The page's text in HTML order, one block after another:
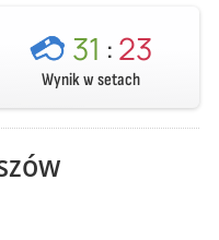
31 :23
Wynik w setach